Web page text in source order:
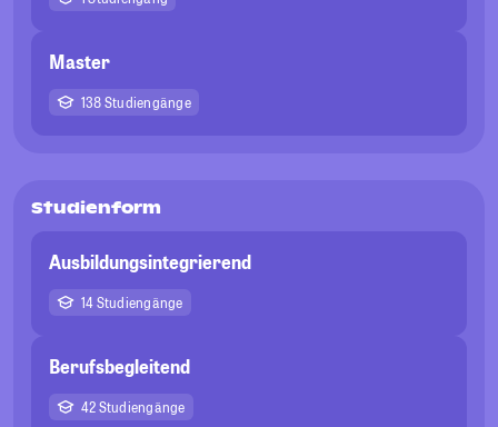
Master
138 Studiengänge
Studienform
Ausbildungsintegrierend
14 Studiengänge
Berufsbegleitend
42 Studiengänge